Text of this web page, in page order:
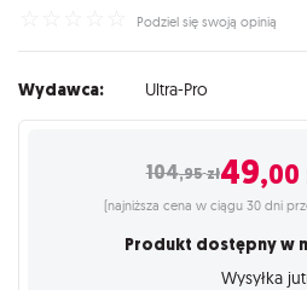
Podziel się swoją opinią
Wydawca: Ultra-Pro
104,95zł49,00
(najniższa cena w ciągu 30 dni
Produkt dostępny w
Wysyłka